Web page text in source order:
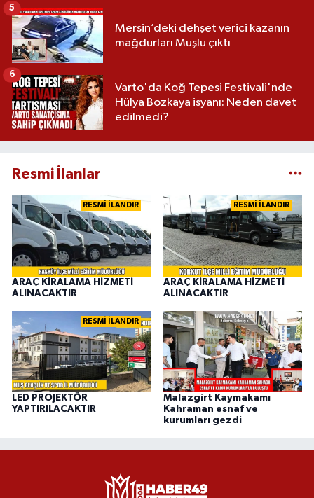
Mersin’deki dehşet verici kazanın
mağdurları Muşlu çıktı
5
Varto'da Koğ Tepesi Festivali'nde
Hülya Bozkaya isyanı: Neden davet
edilmedi?
6
Resmi İlanlar
RESMİ İLANDIR
ARAÇ KİRALAMA HİZMETİ
ALINACAKTIR
RESMİ İLANDIR
ARAÇ KİRALAMA HİZMETİ
ALINACAKTIR
RESMİ İLANDIR
LED PROJEKTÖR
YAPTIRILACAKTIR
Malazgirt Kaymakamı
Kahraman esnaf ve
kurumları gezdi